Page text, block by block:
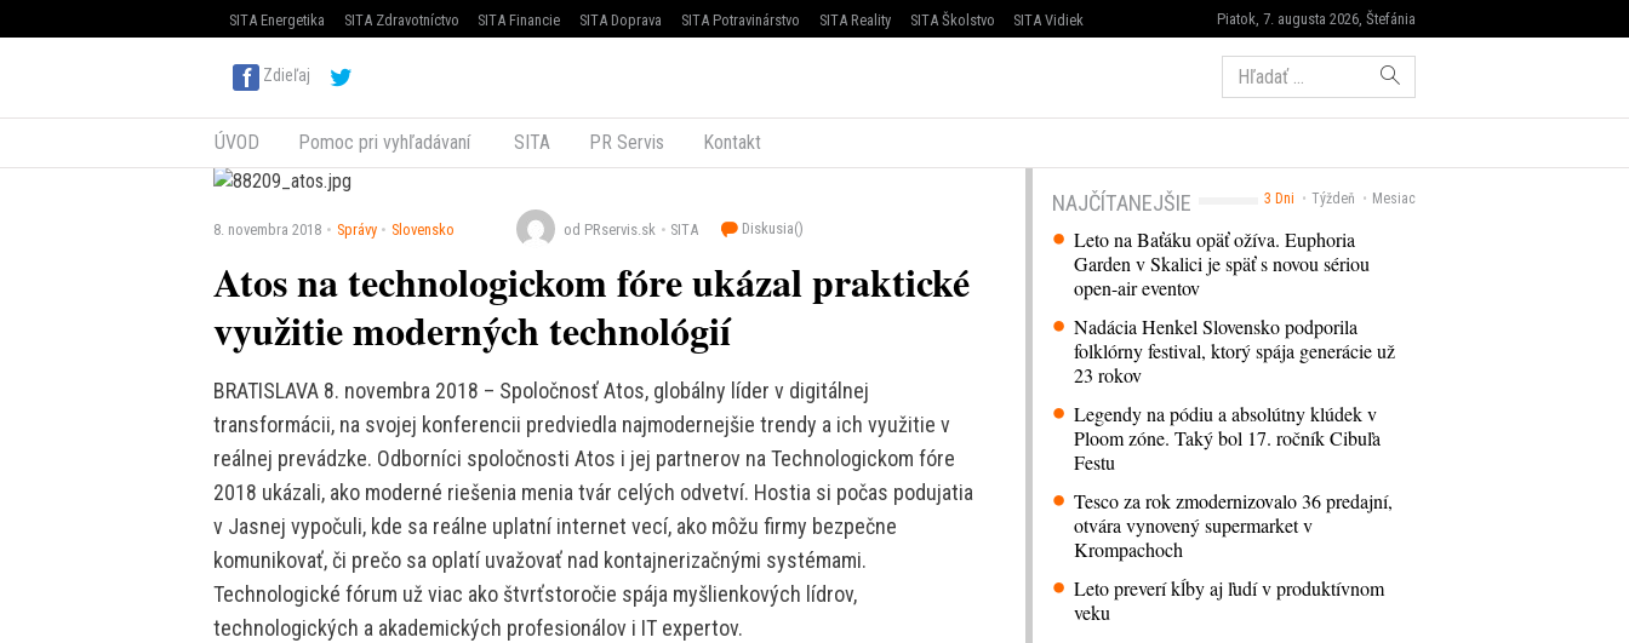
Piatok, 7. augusta 2026, Štefánia
SITA Energetika SITA Zdravotníctvo SITA Financie SITA Doprava SITA Potravinárstvo SITA Reality SITA Školstvo SITA Vidiek
Zdieľaj Hľadať:
ÚVOD Pomoc pri vyhľadávaní SITA PR Servis Kontakt
8. novembra 2018 Správy Slovensko od PRservis.sk SITA Diskusia()
Atos na technologickom fóre ukázal praktické
využitie moderných technológií
BRATISLAVA 8. novembra 2018 – Spoločnosť Atos, globálny líder v digitálnej
transformácii, na svojej konferencii predviedla najmodernejšie trendy a ich využitie v
reálnej prevádzke. Odborníci spoločnosti Atos i jej partnerov na Technologickom fóre
2018 ukázali, ako moderné riešenia menia tvár celých odvetví. Hostia si počas podujatia
v Jasnej vypočuli, kde sa reálne uplatní internet vecí, ako môžu firmy bezpečne
komunikovať, či prečo sa oplatí uvažovať nad kontajnerizačnými systémami.
Technologické fórum už viac ako štvrťstoročie spája myšlienkových lídrov,
technologických a akademických profesionálov i IT expertov.
3 Dni Týždeň Mesiac
NAJČÍTANEJŠIE
Leto na Baťáku opäť ožíva. Euphoria
Garden v Skalici je späť s novou sériou
open-air eventov
Nadácia Henkel Slovensko podporila
folklórny festival, ktorý spája generácie už
23 rokov
Legendy na pódiu a absolútny klúdek v
Ploom zóne. Taký bol 17. ročník Cibuľa
Festu
Tesco za rok zmodernizovalo 36 predajní,
otvára vynovený supermarket v
Krompachoch
Leto preverí kĺby aj ľudí v produktívnom
veku